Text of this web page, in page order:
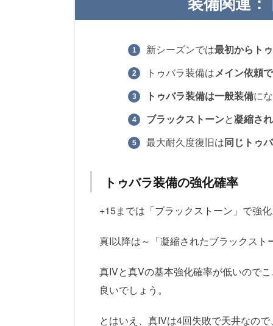
新シーズンでは最初からト
トゥバラ装備はメイン依頼
トゥバラ装備は一般装備に
ブラックストーンと凝縮さ
最大耐久度復旧は同じトゥ
トゥバラ装備の強化確率
+15までは「ブラックストーン」で強
真I以降は～「凝縮されたブラックス
真IVと真Vの基本強化確率が低いので
良いでしょう。
とはいえ、真IVは4回失敗で天井なの